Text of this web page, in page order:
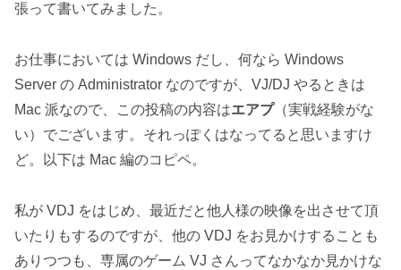
張って書いてみました。
お仕事においては Windows だし、何なら Windows
Server の Administrator なのですが、VJ/DJ やるときは
Mac 派なので、この投稿の内容はエアプ（実戦経験がな
い）でございます。それっぽくはなってると思いますけ
ど。以下は Mac 編のコピペ。
私が VDJ をはじめ、最近だと他人様の映像を出させて頂
いたりもするのですが、他の VDJ をお見かけすることも
ありつつも、専属のゲーム VJ さんってなかなか見かけな